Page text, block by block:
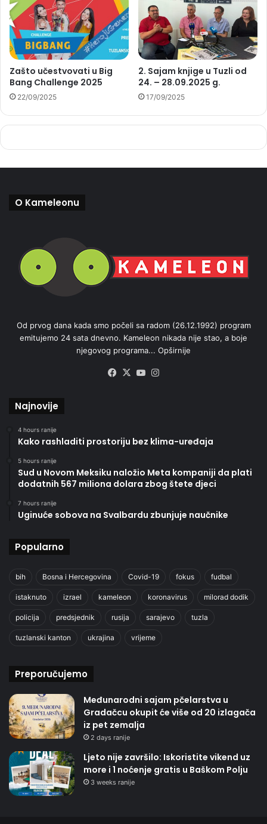
Zašto učestvovati u Big
Bang Challenge 2025
22/09/2025
2. Sajam knjige u Tuzli od
24. – 28.09.2025 g.
17/09/2025
O Kameleonu
Od prvog dana kada smo počeli sa radom (26.12.1992) program
emitujemo 24 sata dnevno. Kameleon nikada nije stao, a boje
njegovog programa... Opširnije
Facebook
X YouTube
Najnovije
4 hours ranije
Kako rashladiti prostoriju bez klima-uređaja
5 hours ranije
Sud u Novom Meksiku naložio Meta kompaniji da plati
dodatnih 567 miliona dolara zbog štete djeci
7 hours ranije
Uginuće sobova na Svalbardu zbunjuje naučnike
Popularno
bih Bosna i Hercegovina Covid-19 fokus fudbal
istaknuto izrael kameleon koronavirus milorad dodik
policija predsjednik rusija sarajevo tuzla
tuzlanski kanton ukrajina vrijeme
Preporučujemo
Međunarodni sajam pčelarstva u
Gradačcu okupit će više od 20 izlagača
iz pet zemalja
2 days ranije
Ljeto nije završilo: Iskoristite vikend uz
more i 1 noćenje gratis u Baškom Polju
3 weeks ranije